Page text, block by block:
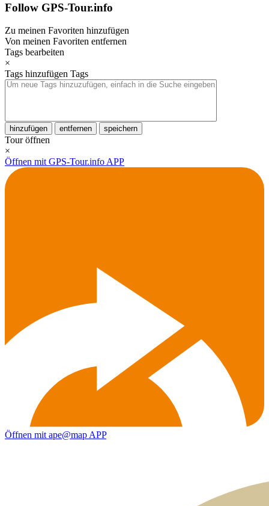
Follow GPS-Tour.info
Zu meinen Favoriten hinzufügen
Von meinen Favoriten entfernen
Tags bearbeiten
×
Tags hinzufügen Tags
hinzufügen entfernen speichern
Tour öffnen
×
Öffnen mit GPS-Tour.info APP
Öffnen mit ape@map APP